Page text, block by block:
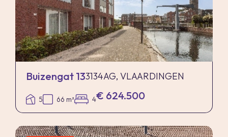
Buizengat 133134AG, VLAARDINGEN
5 66 m² 4€ 624.500